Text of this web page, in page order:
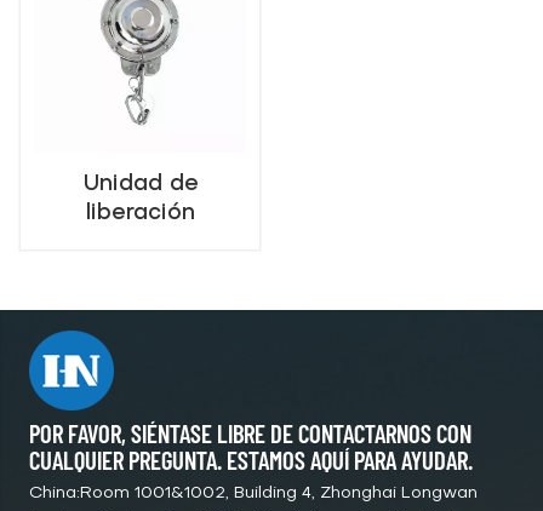
Unidad de
liberación
bote inflable
POR FAVOR, SIÉNTASE LIBRE DE CONTACTARNOS CON
CUALQUIER PREGUNTA. ESTAMOS AQUÍ PARA AYUDAR.
China:Room 1001&1002, Building 4, Zhonghai Longwan